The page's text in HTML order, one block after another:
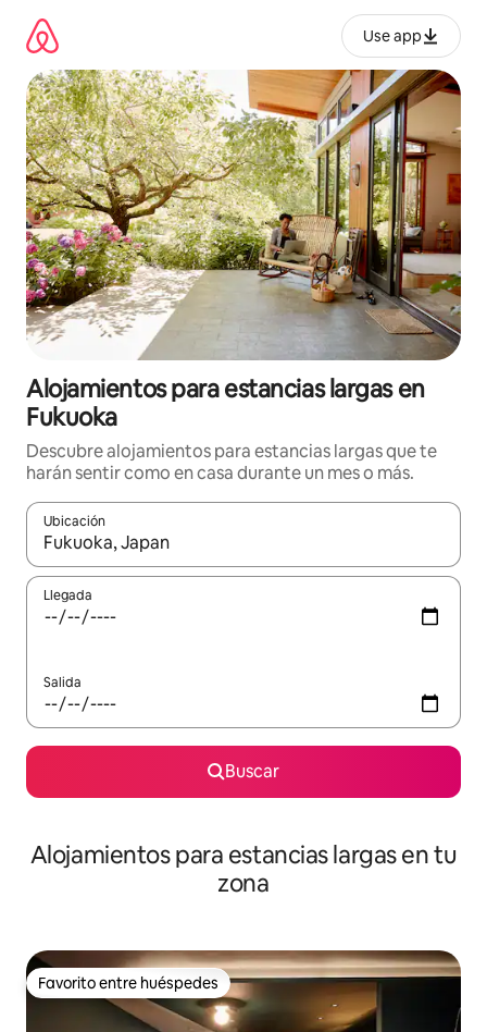
contenido
Use app
Alojamientos para estancias largas en
Fukuoka
Descubre alojamientos para estancias largas que te
harán sentir como en casa durante un mes o más.
Ubicación
Cuando los resultados estén disponibles, podrás navegar
Llegada
Salida
Buscar
Alojamientos para estancias largas en tu
zona
Favorito entre huéspedes
Favorito entre huéspedes